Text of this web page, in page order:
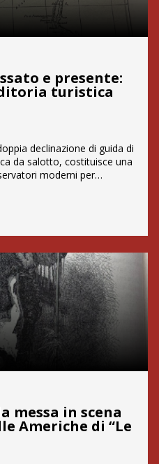
e presente:
turistica
declinazione di guida di
da salotto, costituisce una
moderni per
le guide in
tascabile e indirizzata a
messa in scena
Americhe di “Le